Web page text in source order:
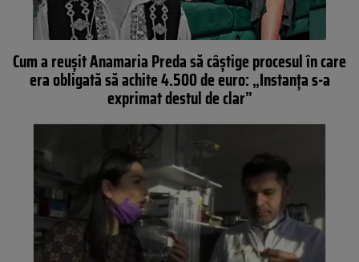
Cum a reușit Anamaria Preda să câștige procesul în care
era obligată să achite 4.500 de euro: „Instanța s-a
exprimat destul de clar”